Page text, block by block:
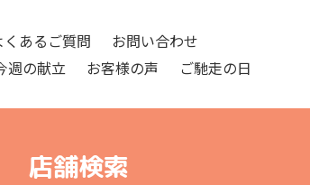
週の献立 お客様の声 ご馳走の日
くあるご質問
お問い合わせ
店舗検索